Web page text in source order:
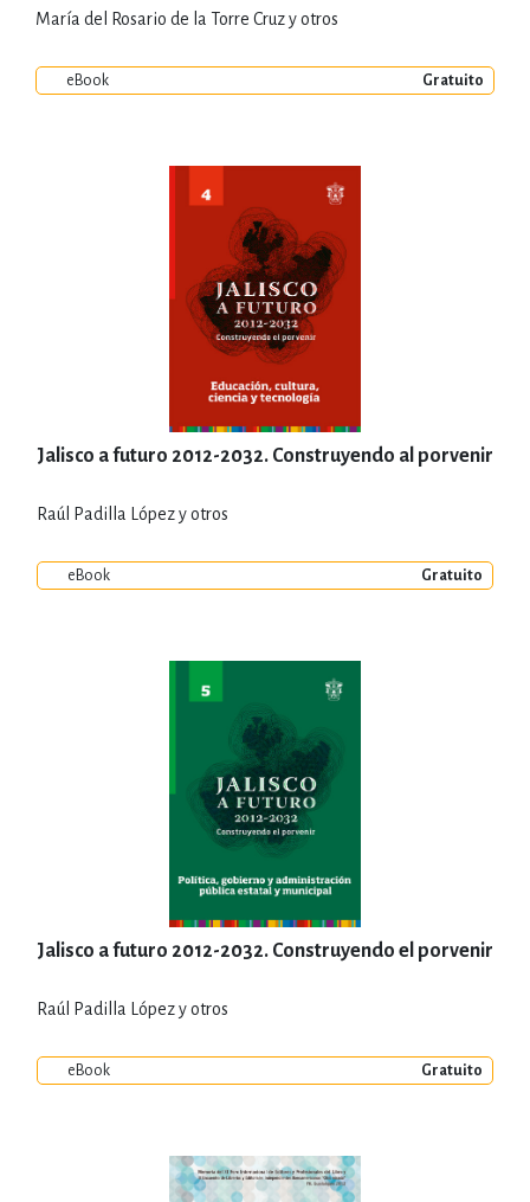
María del Rosario de la Torre Cruz y otros
eBook Gratuito
Jalisco a futuro 2012-2032. Construyendo al porvenir
Raúl Padilla López y otros
eBook Gratuito
Jalisco a futuro 2012-2032. Construyendo el porvenir
Raúl Padilla López y otros
eBook Gratuito